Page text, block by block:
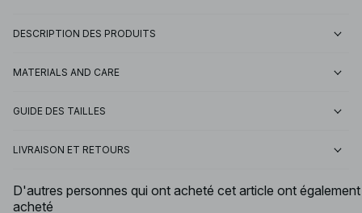
DESCRIPTION DES PRODUITS
MATERIALS AND CARE
GUIDE DES TAILLES
LIVRAISON ET RETOURS
D'autres personnes qui ont acheté cet article ont également
acheté